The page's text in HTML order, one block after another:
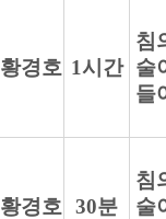
황경호 1시간
침
술
들
황경호 30분
침
술